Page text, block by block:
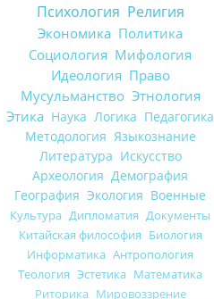
Психология Религия
Экономика Политика
Социология Мифология
Идеология Право
Мусульманство Этнология
Этика Наука Логика Педагогика
Методология Языкознание
Литература Искусство
Археология Демография
География Экология Военные
Культура Дипломатия Документы
Китайская философия Биология
Информатика Антропология
Теология Эстетика Математика
Риторика Мировоззрение